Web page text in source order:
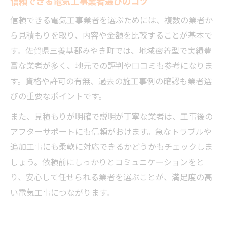
信頼できる電気工事業者を選ぶためには、複数の業者か
ら見積もりを取り、内容や金額を比較することが基本で
す。佐賀県三養基郡みやき町では、地域密着型で実績豊
富な業者が多く、地元での評判や口コミも参考になりま
す。資格や許可の有無、過去の施工事例の確認も業者選
びの重要なポイントです。
また、見積もりが明確で説明が丁寧な業者は、工事後の
アフターサポートにも信頼がおけます。急なトラブルや
追加工事にも柔軟に対応できるかどうかもチェックしま
しょう。依頼前にしっかりとコミュニケーションをと
り、安心して任せられる業者を選ぶことが、満足度の高
い電気工事につながります。